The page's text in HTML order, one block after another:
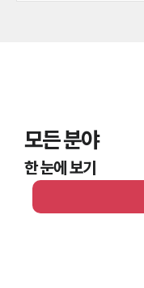
모든 분야
한 눈에 보기